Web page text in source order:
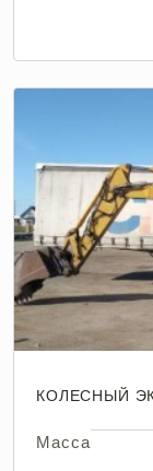
КОЛЕСНЫЙ
Масса